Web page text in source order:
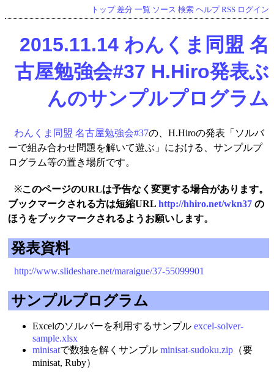
トップ 差分 一覧 ソース 検索 ヘルプ RSS ログイン
2015.11.14 わんくま同盟 名
古屋勉強会#37 H.Hiro発表ぶ
んのサンプルプログラム
わんくま同盟 名古屋勉強会#37の、H.Hiroの発表「ソルバ
ーで組み合わせ問題を解いて遊ぶ」における、サンプルプ
ログラム等の置き場所です。
※このページのURLは予告なく変更する場合があります。
ブックマークされる方は短縮URL http://hhiro.net/wkn37 の
ほうをブックマークされるようお願いします。
発表資料
http://www.slideshare.net/maraigue/37-55099901
サンプルプログラム
Excelのソルバーを利用するサンプル excel-solver-
sample.xlsx
minisatで数独を解くサンプル minisat-sudoku.zip （要
minisat, Ruby）